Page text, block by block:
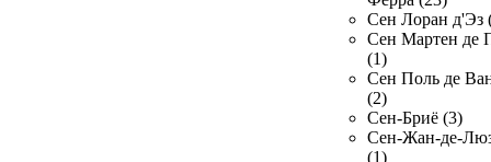
Сен Лоран д'Эз
Сен Мартен де
(1)
Сен Поль де
(2)
Сен-Бриё (3)
Сен-Жан-де-
(1)